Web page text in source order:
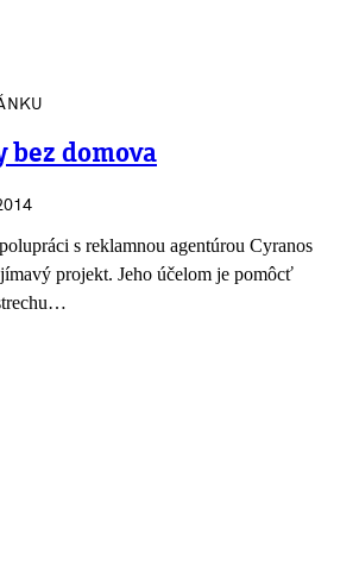
bez domova
s reklamnou agentúrou Cyranos
projekt. Jeho účelom je pomôcť